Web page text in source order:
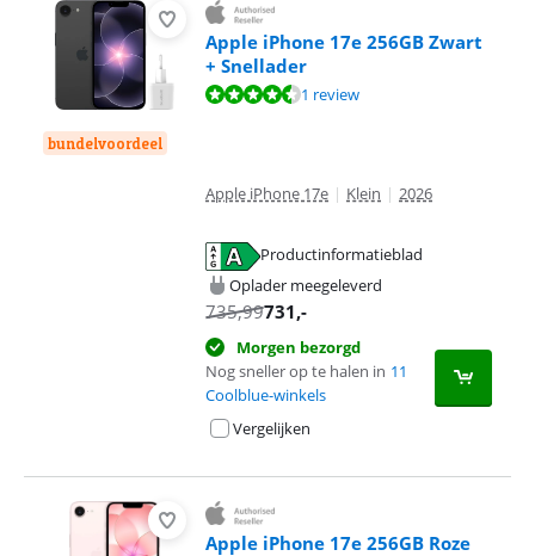
bundelvoordeel
Apple iPhone 17e 256GB Zwart
+ Snellader
Beoordeling is 9,2 van de 10, gebaseerd op 1 review.
1 review
Apple iPhone 17e | Klein | 2026
Productinformatieblad
Oplader meegeleverd
735,99731,-
Morgen bezorgd
Nog sneller op te halen in 11
Coolblue-winkels
Vergelijken
Apple iPhone 17e 256GB Roze